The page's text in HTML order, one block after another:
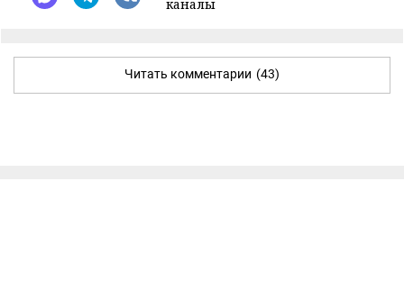
каналы
Читать комментарии (43)